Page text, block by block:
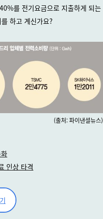
를 전기요금으로 지출하게 되는
하고 계신가요?
(출처: 파이낸셜뉴스)
인상 타격